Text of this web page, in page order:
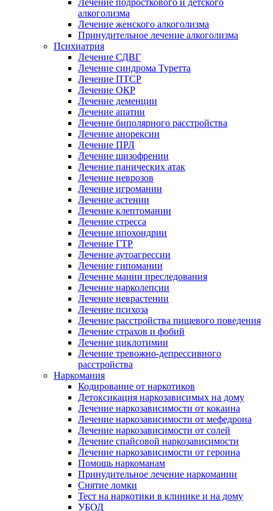
Лечение подросткового и детского
алкоголизма
Лечение женского алкоголизма
Принудительное лечение алкоголизма
Психиатрия
Лечение СДВГ
Лечение синдрома Туретта
Лечение ПТСР
Лечение ОКР
Лечение деменции
Лечение апатии
Лечение биполярного расстройства
Лечение анорексии
Лечение ПРЛ
Лечение шизофрении
Лечение панических атак
Лечение неврозов
Лечение игромании
Лечение астении
Лечение клептомании
Лечение стресса
Лечение ипохондрии
Лечение ГТР
Лечение аутоагрессии
Лечение гипомании
Лечение мании преследования
Лечение нарколепсии
Лечение неврастении
Лечение психоза
Лечение расстройства пищевого поведения
Лечение страхов и фобий
Лечение циклотимии
Лечение тревожно-депрессивного
расстройства
Наркомания
Кодирование от наркотиков
Детоксикация наркозависимых на дому
Лечение наркозависимости от кокаина
Лечение наркозависимости от мефедрона
Лечение наркозависимости от солей
Лечение спайсовой наркозависимости
Лечение наркозависимости от героина
Помощь наркоманам
Принудительное лечение наркомании
Снятие ломки
Тест на наркотики в клинике и на дому
УБОД